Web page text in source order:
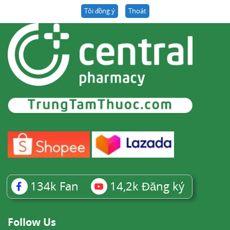
Biotherapeutics Provide Update on Results
from MOVe-OUT Study of Molnupiravir, an
Investigational Oral Antiviral Medicine, in At
Risk Adults With Mild-to-Moderate COVID-19
Merck. Truy cập ngày 30 tháng 11 năm 2021
)n)
1.2.2 Làm giảm khả năng lây nhiễm và lan
Sau khi cho bệnh nhân uống Molnupiravir thì
ít hơn so với những người không uống, làm
giảm nguy cơ lây lan bệnh cho người khác.
Tôi đồng ý Thoát
134k Fan 14,2k Đăng ký
Follow Us